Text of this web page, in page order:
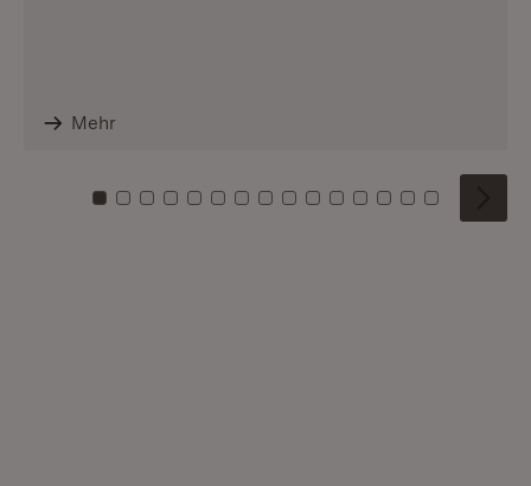
Mehr
Zu Kachel: 0
Zu Kachel: 1
Zu Kachel: 2
Zu Kachel: 3
Zu Kachel: 4
Zu Kachel: 5
Zu Kachel: 6
Zu Kachel: 7
Zu Kachel: 8
Zu Kachel: 9
Zu Kachel: 10
Zu Kachel: 11
Zu Kachel: 12
Zu Kachel:
Zu